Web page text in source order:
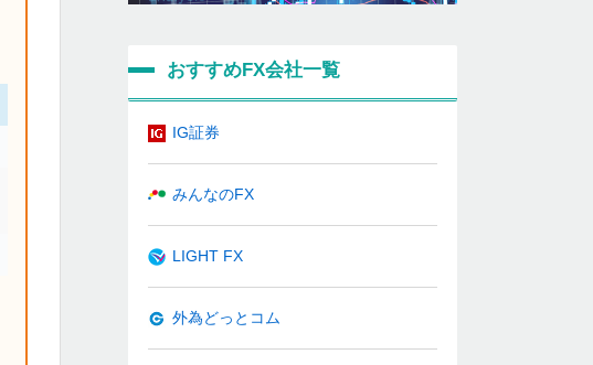
おすすめFX会社一覧
IG証券
みんなのFX
LIGHT FX
外為どっとコム